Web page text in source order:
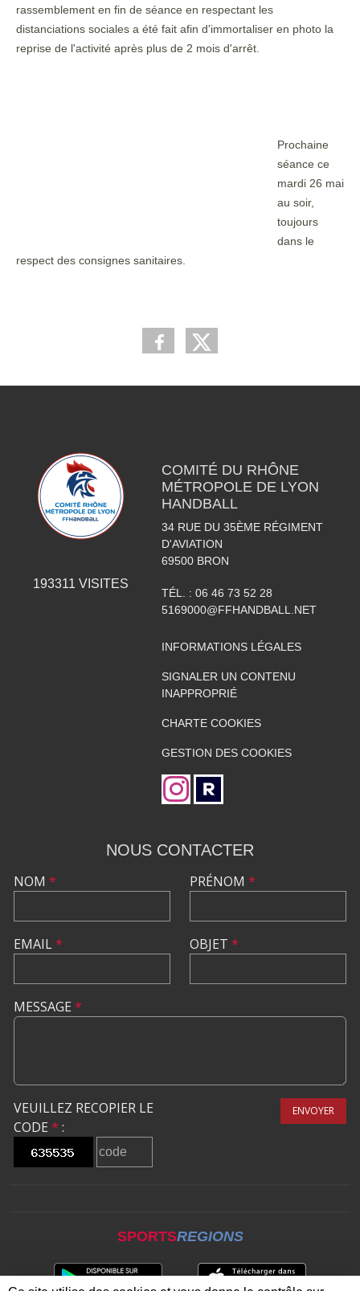
rassemblement en fin de séance en respectant les
distanciations sociales a été fait afin d'immortaliser en photo la
reprise de l'activité après plus de 2 mois d'arrêt.
Prochaine
séance ce
mardi 26 mai
au soir,
toujours
dans le
respect des consignes sanitaires.
193311 VISITES
COMITÉ DU RHÔNE
MÉTROPOLE DE LYON
HANDBALL
34 RUE DU 35ÈME RÉGIMENT
D'AVIATION
69500 BRON
TÉL. : 06 46 73 52 28
5169000@FFHANDBALL.NET
INFORMATIONS LÉGALES
SIGNALER UN CONTENU
INAPPROPRIÉ
CHARTE COOKIES
GESTION DES COOKIES
NOUS CONTACTER
NOM *
EMAIL*
PRÉNOM *
OBJET *
MESSAGE *
VEUILLEZ RECOPIER LE
CODE * :
ENVOYER
SPORTSREGIONS